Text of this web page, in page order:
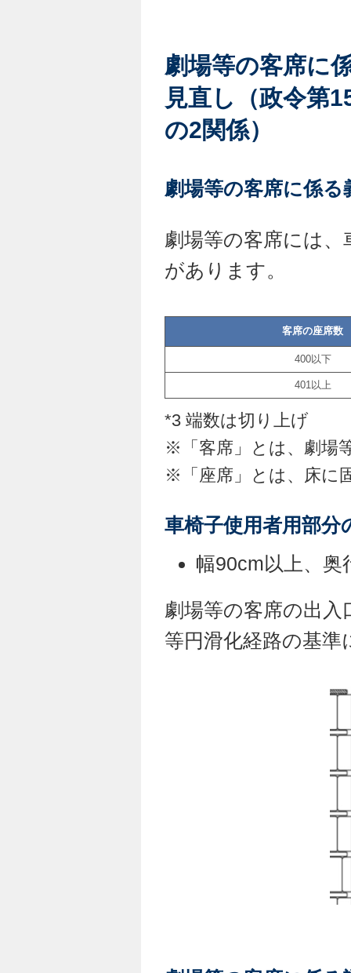
劇場等の客席に
見直し（政令第
の2関係）
劇場等の客席に係
劇場等の客席には
があります。
客席の座
400以下
401以上
*3 端数は切り上げ
※「客席」とは、劇場
※「座席」とは、床に
車椅子使用者用部分
幅90cm以上、
劇場等の客席の出
等円滑化経路の基